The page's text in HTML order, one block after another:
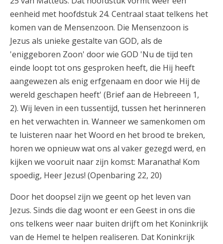
eenheid met hoofdstuk 24. Centraal staat telkens het
komen van de Mensenzoon. Die Mensenzoon is
Jezus als unieke gestalte van GOD, als de
'eniggeboren Zoon' door wie GOD 'Nu de tijd ten
einde loopt tot ons gesproken heeft, die Hij heeft
aangewezen als enig erfgenaam en door wie Hij de
wereld geschapen heeft' (Brief aan de Hebreeen 1,
2). Wij leven in een tussentijd, tussen het herinneren
en het verwachten in. Wanneer we samenkomen om
te luisteren naar het Woord en het brood te breken,
horen we opnieuw wat ons al vaker gezegd werd, en
kijken we vooruit naar zijn komst: Maranatha! Kom
spoedig, Heer Jezus! (Openbaring 22, 20)
Door het doopsel zijn we geent op het leven van
Jezus. Sinds die dag woont er een Geest in ons die
ons telkens weer naar buiten drijft om het Koninkrijk
van de Hemel te helpen realiseren. Dat Koninkrijk